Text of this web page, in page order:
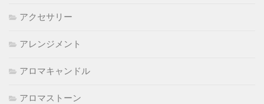
アクセサリー
アレンジメント
アロマキャンドル
アロマストーン